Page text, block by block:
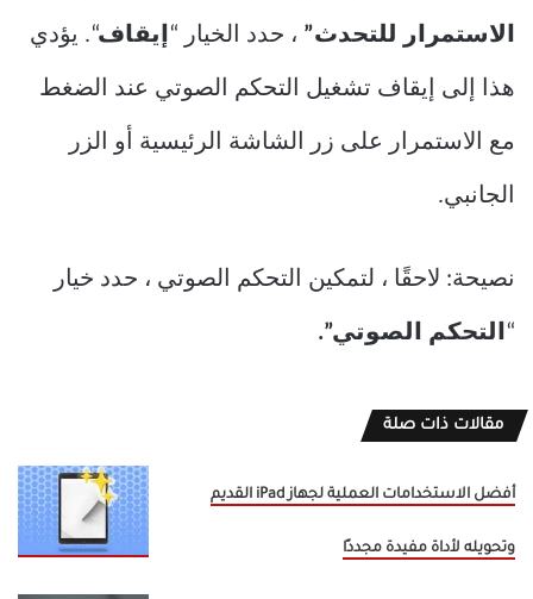
الاستمرار للتحدث” ، حدد الخيار “إيقاف“. يؤدي
هذا إلى إيقاف تشغيل التحكم الصوتي عند الضغط
مع الاستمرار على زر الشاشة الرئيسية أو الزر
الجانبي.
نصيحة: لاحقًا ، لتمكين التحكم الصوتي ، حدد خيار
“التحكم الصوتي”.
مقالات ذات صلة
أفضل الاستخدامات العملية لجهاز iPad القديم
وتحويله لأداة مفيدة مجددًا